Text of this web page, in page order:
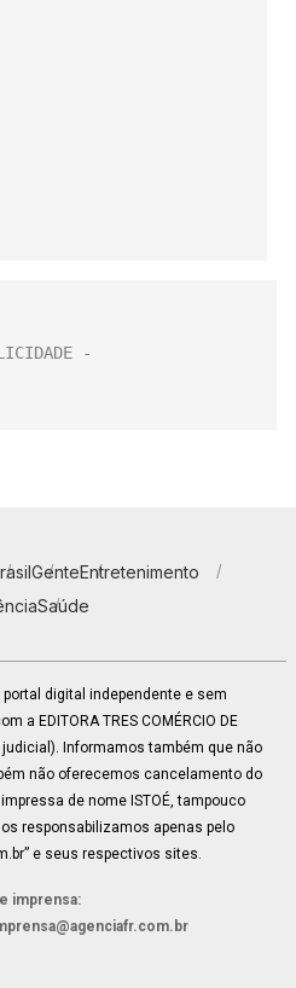
GenteEntretenimento
Saúde
portal digital independente e sem
a EDITORA TRES COMÉRCIO DE
judicial). Informamos também que não
não oferecemos cancelamento do
de nome ISTOÉ, tampouco
responsabilizamos apenas pelo
e seus respectivos sites.
imprensa: